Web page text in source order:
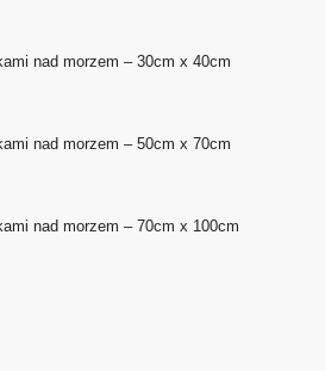
nad morzem – 30cm x 40cm
nad morzem – 50cm x 70cm
nad morzem – 70cm x 100cm